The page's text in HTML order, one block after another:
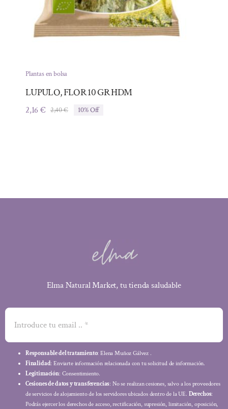
Plantas en bolsa
LUPULO, FLOR 10 GR HDM
2,40€El
2,16€
El
10% Off
Elma Natural Market, tu tienda saludable
Responsable del tratamiento: Elena Muñoz Gálvez .
Finalidad: Enviarte información relacionada con tu solicitud de información.
Legitimación: Consentimiento.
Cesiones de datos y transferencias: No se realizan cesiones, salvo a los proveedores
de servicios de alojamiento de los servidores ubicados dentro de la UE. Derechos:
Podrás ejercer los derechos de acceso, rectificación, supresión, limitación, oposición,